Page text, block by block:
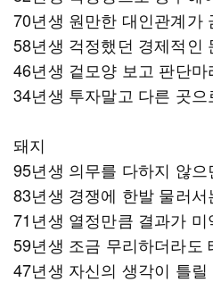
70년생 원만한 대인관계가
58년생 걱정했던 경제적인
46년생 겉모양 보고 판단
34년생 투자말고 다른 곳
돼지
95년생 의무를 다하지 않
83년생 경쟁에 한발 물러
71년생 열정만큼 결과가
59년생 조금 무리하더라도
47년생 자신의 생각이 틀릴